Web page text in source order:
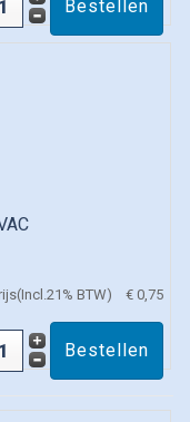
BTW) € 0,75